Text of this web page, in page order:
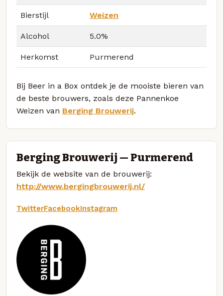
Bierstijl Weizen
Alcohol 5.0%
Herkomst Purmerend
Bij Beer in a Box ontdek je de mooiste bieren van
de beste brouwers, zoals deze Pannenkoe
Weizen van Berging Brouwerij.
Berging Brouwerij — Purmerend
Bekijk de website van de brouwerij:
http://www.bergingbrouwerij.nl/
TwitterFacebookInstagram